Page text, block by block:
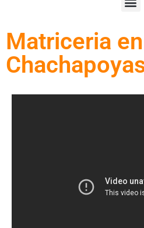
Matriceria en